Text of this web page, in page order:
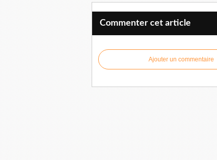
Commenter cet article
Ajouter un commentaire